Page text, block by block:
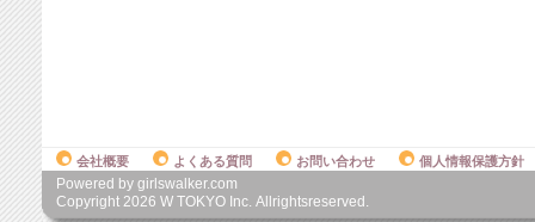
会社概要 よくある質問 お問い合わせ 個人情報保護方針
Powered by girlswalker.com
Copyright 2026 W TOKYO Inc. Allrightsreserved.